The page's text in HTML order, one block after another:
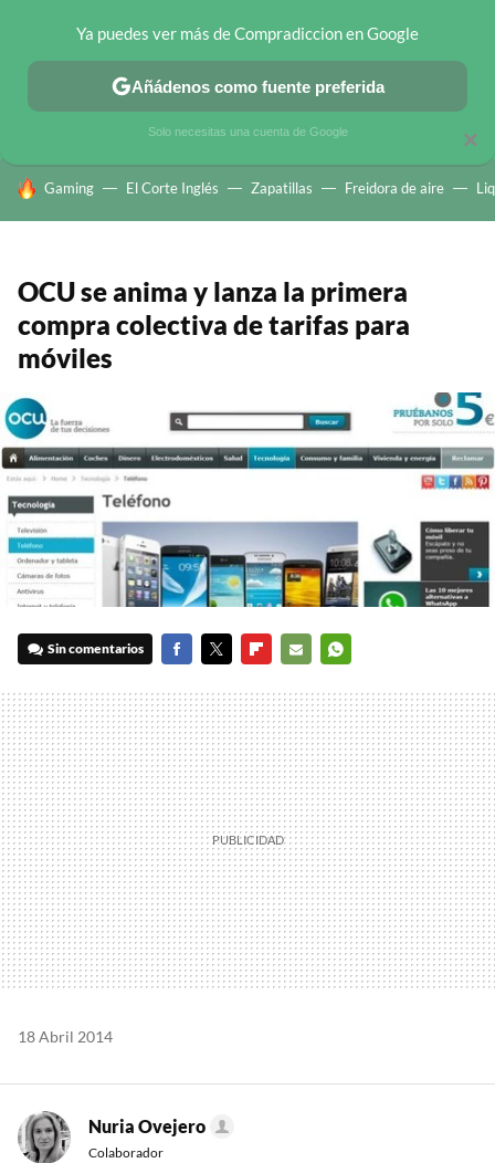
CHOLLOS TELEGRAM OFERTAS EN MÓVILES OFERTAS EN
HOY SE HABLA DE
Gaming El Corte Inglés Zapatillas Freidora de aire
OCU se anima y lanza la primera
compra colectiva de tarifas para
móviles
Sin comentarios
MAIL
18 Abril 2014
Nuria Ovejero
Colaborador
×
Ya puedes ver más de Compradiccion en Google
Añádenos como fuente preferida
Solo necesitas una cuenta de Google